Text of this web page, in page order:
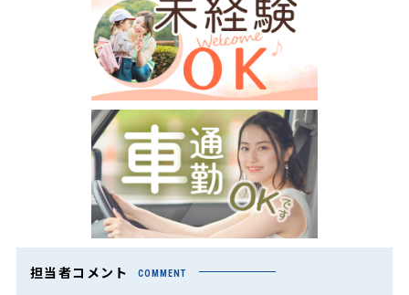
担当者コメント COMMENT